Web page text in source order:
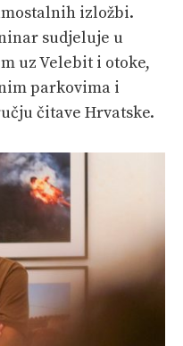
izložbi.
sudjeluje u
uz Velebit i otoke,
parkovima i
čitave Hrvatske.